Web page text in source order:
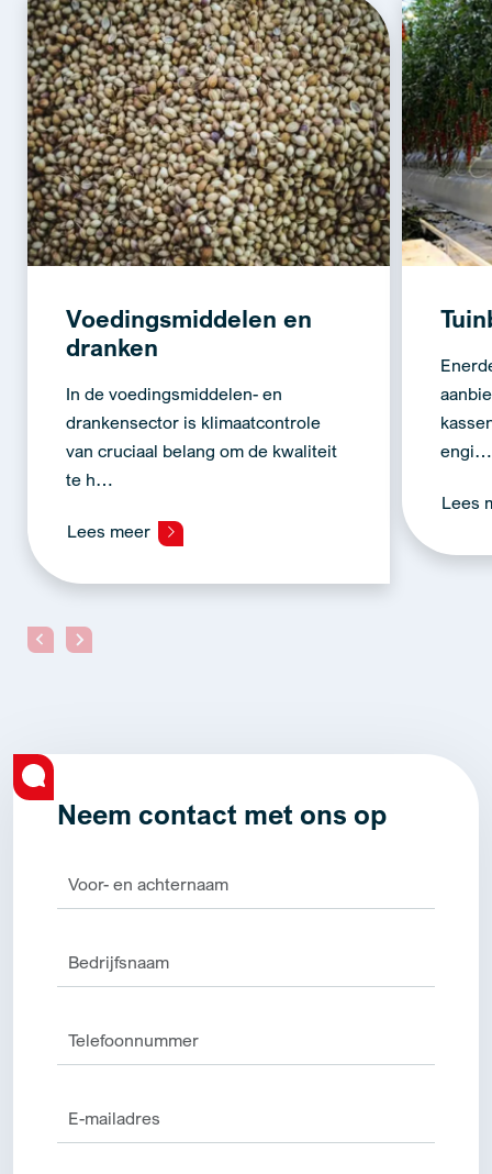
Voedingsmiddelen en
dranken
In de voedingsmiddelen- en
drankensector is klimaatcontrole
van cruciaal belang om de kwaliteit
te h…
Lees meer
engi…
Lees
Neem contact met ons op